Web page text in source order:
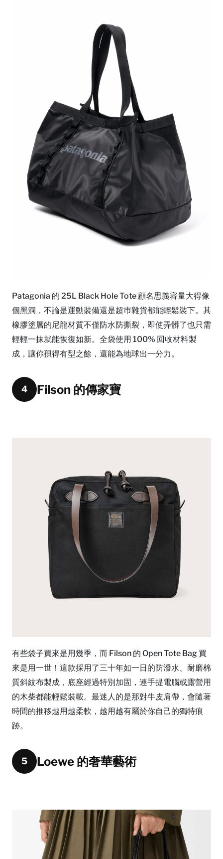
Patagonia 的 25L Black Hole Tote 顧名思義容量大得像
個黑洞，不論是運動裝備還是超巿雜貨都能輕鬆裝下。其
橡膠塗層的尼龍材質不僅防水防撕裂，即使弄髒了也只需
輕輕一抹就能恢復如新。全袋使用 100% 回收材料製
成，讓你孭得有型之餘，還能為地球出一分力。
4 Filson 的傳家寶
有些袋子買來是用幾季，而 Filson 的 Open Tote Bag 買
來是用一世！這款採用了三十年如一日的防潑水、耐磨棉
質斜紋布製成，底座經過特別加固，連手提電腦或露營用
的木柴都能輕鬆裝載。最迷人的是那對牛皮肩帶，會隨著
時間的推移越用越柔軟，越用越有屬於你自己的獨特痕
跡。
5 Loewe 的奢華藝術